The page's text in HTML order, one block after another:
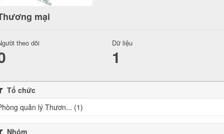
mại
theo dõi Dữ liệu
1
Tổ chức
quản lý Thươn... (1)
Nhóm